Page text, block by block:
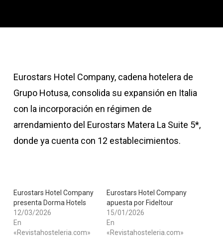
Eurostars Hotel Company, cadena hotelera de
Grupo Hotusa, consolida su expansión en Italia
con la incorporación en régimen de
arrendamiento del Eurostars Matera La Suite 5*,
donde ya cuenta con 12 establecimientos.
Eurostars Hotel Company
presenta Dorma Hotels
12/03/2026
En
«Revistahosteleria.com»
Eurostars Hotel Company
apuesta por Fideltour
15/01/2026
En
«Revistahosteleria.com»